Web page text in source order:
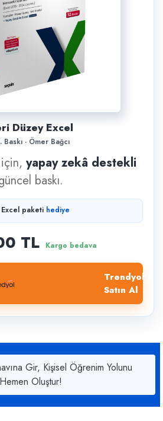
Düzey Excel
Baskı · Ömer Bağcı
yapay zekâ destekli
baskı.
paketi hediye
TL Kargo bedava
Trendyol'dan
Satın Al
Gir, Kişisel Öğrenim Yolunu
Hemen Oluştur!